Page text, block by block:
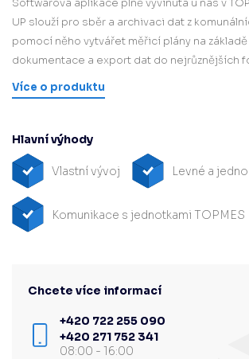
Softwarová aplikace plně vyvinuta u nás v
UP slouží pro sběr a archivaci dat z
pomocí něho vytvářet měřicí plány na
dokumentace a export dat do nejrůznějších
Více o produktu
Hlavní výhody
Vlastní vývoj Levné a
Komunikace s jednotkami TOPMES
Chcete více informací
+420 722 255 090
+420 271 752 341
08:00 - 16:00